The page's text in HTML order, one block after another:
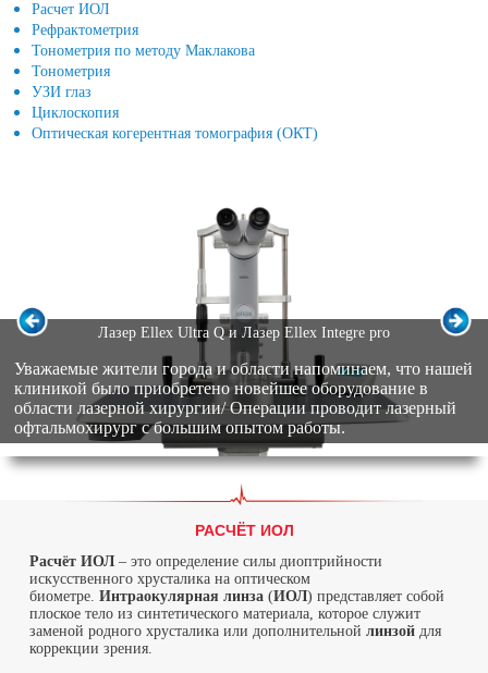
Расчет ИОЛ
Рефрактометрия
Тонометрия по методу Маклакова
Тонометрия
УЗИ глаз
Циклоскопия
Оптическая когерентная томография (ОКТ)
Лазер Ellex Ultra Q и Лазер Ellex Integre pro
Уважаемые жители города и области напоминаем, что нашей
клиникой было приобретено новейшее оборудование в
области лазерной хирургии/ Операции проводит лазерный
офтальмохирург с большим опытом работы.
РАСЧЁТ ИОЛ
Расчёт ИОЛ – это определение силы диоптрийности
искусственного хрусталика на оптическом
биометре. Интраокулярная линза (ИОЛ) представляет собой
плоское тело из синтетического материала, которое служит
заменой родного хрусталика или дополнительной линзой для
коррекции зрения.